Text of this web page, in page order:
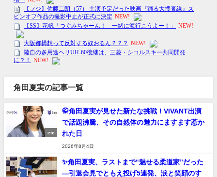
角田夏実の記事一覧
etc
🥋角田夏実が見せた新たな挑戦！VIVANT出演
で話題沸騰、その自然体の魅力にますます惹か
れた日
2026年8月4日
✨角田夏実、ラストまで“魅せる柔道家”だった
—引退会見でともえ投げ5連発、涙と笑顔のす